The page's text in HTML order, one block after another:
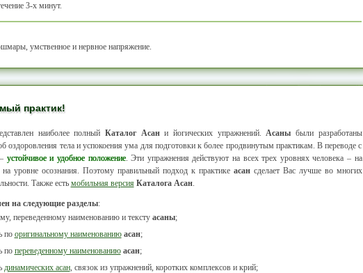
3-х минут.
умственное и нервное напряжение.
практик!
наиболее полный Каталог Асани йогических упражнений. Асаны были разработаны
оздоровления тела и успокоения ума для подготовки к более продвинутым практикам. В переводе с
устойчивое и удобное положение. Эти упражнения действуют на всех трех уровнях человека – на
уровне осознания. Поэтому правильный подход к практике асансделает Вас лучше во многих
Также есть мобильная версия Каталога Асан.
на следующие разделы:
переведенному наименованию и тексту асаны;
по оригинальному наименованию асан;
по переведенному наименованию асан;
динамических асан, связок из упражнений, коротких комплексов и крий;